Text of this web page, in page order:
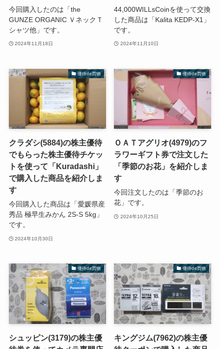
今回購入したのは「the
GUNZE ORGANIC ＶネックＴ
シャツ他」です。
2024年11月18日
44,000WILLsCoinを使って交換
した商品は「Kalita KEDP-X1」
です。
2024年11月10日
優待de買物
クラダシ(5884)の株主優待
でもらった株主優待チケッ
トを使って「Kuradashi」
で購入した商品を紹介しま
す
今回購入した商品は「愛媛県産
秀品 極早生みかん 2S-S 5kg」
です。
2024年10月30日
優待de買物
ＯＡＴアグリオ(4979)のフ
ラワーギフト券で注文した
「季節のお花」を紹介しま
す
今回注文したのは「季節のお
花」です。
2024年10月25日
優待de買物
シュッピン(3179)の株主優
優待de買物
キングジム(7962)の株主優